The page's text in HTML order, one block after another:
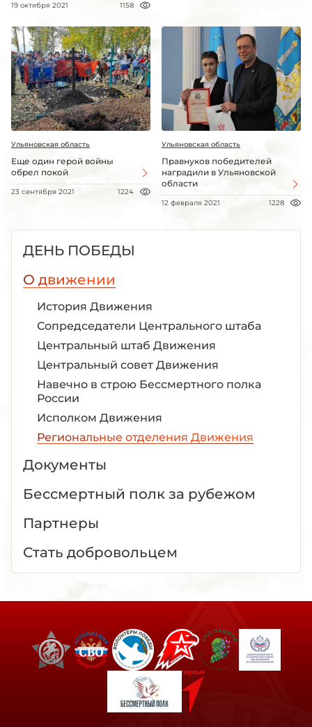
19 октября 2021 1158
Ульяновская область
Еще один герой войны
обрел покой
23 сентября 2021 1224
Ульяновская область
Правнуков победителей
наградили в Ульяновской
области
12 февраля 2021 1228
ДЕНЬ ПОБЕДЫ
О движении
История Движения
Сопредседатели Центрального штаба
Центральный штаб Движения
Центральный совет Движения
Навечно в строю Бессмертного полка
России
Исполком Движения
Региональные отделения Движения
Документы
Бессмертный полк за рубежом
Партнеры
Стать добровольцем